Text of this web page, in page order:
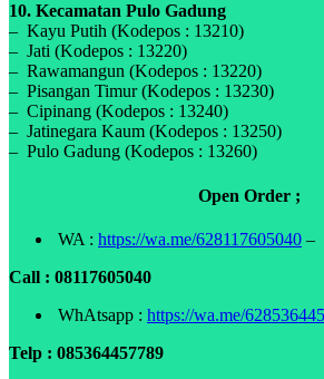
10. Kecamatan Pulo Gadung
– Kayu Putih (Kodepos : 13210)
– Jati (Kodepos : 13220)
– Rawamangun (Kodepos : 13220)
– Pisangan Timur (Kodepos : 13230)
– Cipinang (Kodepos : 13240)
– Jatinegara Kaum (Kodepos : 13250)
– Pulo Gadung (Kodepos : 13260)
Open Order ;
WA : https://wa.me/628117605040 –
Call : 08117605040
WhAtsapp : https://wa.me/
Telp : 085364457789